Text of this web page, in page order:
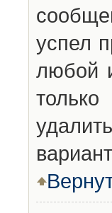
успел
любой